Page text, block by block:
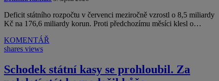
Deficit státního rozpočtu v červenci meziročně vzrostl o 8,5 miliardy
Kč na 176,6 miliardy korun. Proti předchozímu měsíci klesl o…
KOMENTÁŘ
shares views
Schodek státní kasy se prohloubil. Za